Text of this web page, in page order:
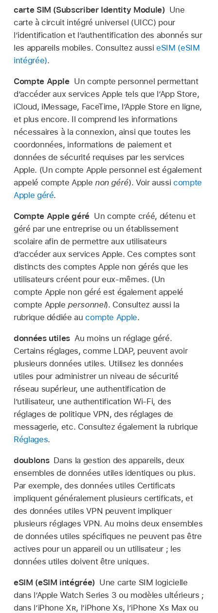
carte SIM (Subscriber Identity Module) Une
carte à circuit intégré universel (UICC) pour
l’identification et l’authentification des abonnés sur
les appareils mobiles. Consultez aussieSIM (eSIM
intégrée).
Compte Apple Un compte personnel permettant
d’accéder aux services Apple tels que l’App Store,
iCloud, iMessage, FaceTime, l’Apple Store en ligne,
et plus encore. Il comprend les informations
nécessaires à la connexion, ainsi que toutes les
coordonnées, informations de paiement et
données de sécurité requises par les services
Apple. (Un compte Apple personnel est également
appelé compte Apple non géré). Voir aussicompte
Apple géré.
Compte Apple géré Un compte créé, détenu et
géré par une entreprise ou un établissement
scolaire afin de permettre aux utilisateurs
d’accéder aux services Apple. Ces comptes sont
distincts des comptes Apple non gérés que les
utilisateurs créent pour eux-mêmes. (Un
compte Apple non géré est également appelé
compte Apple personnel). Consultez aussi la
rubrique dédiée aucompte Apple.
données utiles Au moins un réglage géré.
Certains réglages, comme LDAP, peuvent avoir
plusieurs données utiles. Utilisez les données
utiles pour administrer un niveau de sécurité
réseau supérieur, une authentification de
l’utilisateur, une authentificationWi-Fi, des
réglages de politique VPN, des réglages de
messagerie, etc. Consultez également la rubrique
Réglages.
doublons Dans la gestion des appareils, deux
ensembles de données utiles identiques ou plus.
Par exemple, des données utiles Certificats
impliquent généralement plusieurs certificats, et
des données utiles VPN peuvent impliquer
plusieurs réglages VPN. Au moins deux ensembles
de données utiles spécifiques ne peuvent pas être
actives pour un appareil ou un utilisateur ; les
données utiles doivent être uniques.
eSIM (eSIM intégrée) Une carte SIM logicielle
dans l’Apple Watch Series 3 ou modèles ultérieurs ;
dans l’iPhone XR, l’iPhone XS, l’iPhone XS Max ou